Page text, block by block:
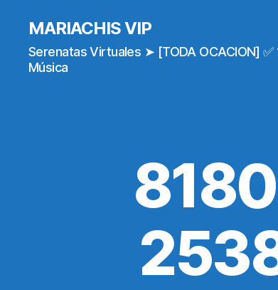
MARIACHIS VIP
Serenatas Virtuales ➤ [TODA OCACION] ✅
Música